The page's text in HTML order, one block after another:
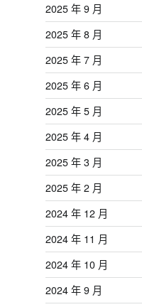
2025 年 9 月
2025 年 8 月
2025 年 7 月
2025 年 6 月
2025 年 5 月
2025 年 4 月
2025 年 3 月
2025 年 2 月
2024 年 12 月
2024 年 11 月
2024 年 10 月
2024 年 9 月